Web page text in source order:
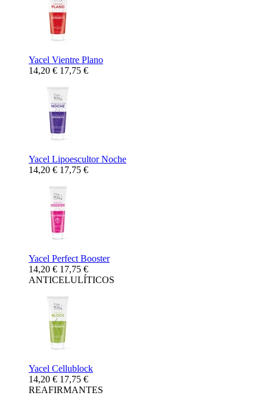
Yacel Vientre Plano
14,20 € 17,75 €
Yacel Lipoescultor Noche
14,20 € 17,75 €
Yacel Perfect Booster
14,20 € 17,75 €
ANTICELULÍTICOS
Yacel Cellublock
14,20 € 17,75 €
REAFIRMANTES